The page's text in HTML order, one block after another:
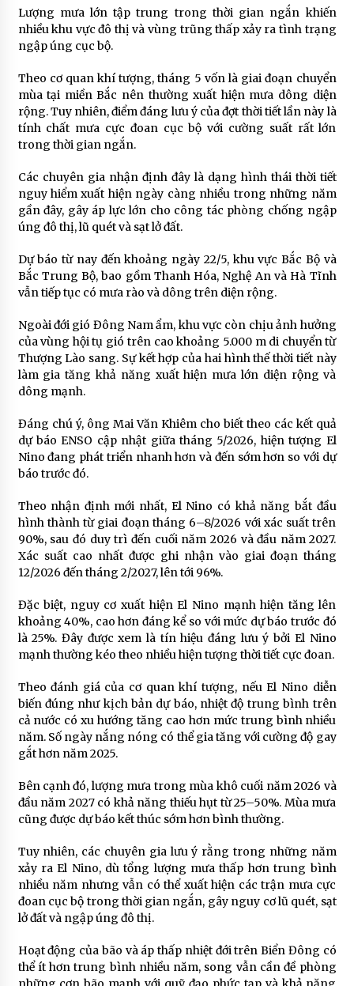
Lượng mưa lớn tập trung trong thời gian ngắn khiến
nhiều khu vực đô thị và vùng trũng thấp xảy ra tình trạng
ngập úng cục bộ.
Theo cơ quan khí tượng, tháng 5 vốn là giai đoạn chuyển
mùa tại miền Bắc nên thường xuất hiện mưa dông diện
rộng. Tuy nhiên, điểm đáng lưu ý của đợt thời tiết lần này là
tính chất mưa cực đoan cục bộ với cường suất rất lớn
trong thời gian ngắn.
Các chuyên gia nhận định đây là dạng hình thái thời tiết
nguy hiểm xuất hiện ngày càng nhiều trong những năm
gần đây, gây áp lực lớn cho công tác phòng chống ngập
úng đô thị, lũ quét và sạt lở đất.
Dự báo từ nay đến khoảng ngày 22/5, khu vực Bắc Bộ và
Bắc Trung Bộ, bao gồm Thanh Hóa, Nghệ An và Hà Tĩnh
vẫn tiếp tục có mưa rào và dông trên diện rộng.
Ngoài đới gió Đông Nam ẩm, khu vực còn chịu ảnh hưởng
của vùng hội tụ gió trên cao khoảng 5.000 m di chuyển từ
Thượng Lào sang. Sự kết hợp của hai hình thế thời tiết này
làm gia tăng khả năng xuất hiện mưa lớn diện rộng và
dông mạnh.
Đáng chú ý, ông Mai Văn Khiêm cho biết theo các kết quả
dự báo ENSO cập nhật giữa tháng 5/2026, hiện tượng El
Nino đang phát triển nhanh hơn và đến sớm hơn so với dự
báo trước đó.
Theo nhận định mới nhất, El Nino có khả năng bắt đầu
hình thành từ giai đoạn tháng 6–8/2026 với xác suất trên
90%, sau đó duy trì đến cuối năm 2026 và đầu năm 2027.
Xác suất cao nhất được ghi nhận vào giai đoạn tháng
12/2026 đến tháng 2/2027, lên tới 96%.
Đặc biệt, nguy cơ xuất hiện El Nino mạnh hiện tăng lên
khoảng 40%, cao hơn đáng kể so với mức dự báo trước đó
là 25%. Đây được xem là tín hiệu đáng lưu ý bởi El Nino
mạnh thường kéo theo nhiều hiện tượng thời tiết cực đoan.
Theo đánh giá của cơ quan khí tượng, nếu El Nino diễn
biến đúng như kịch bản dự báo, nhiệt độ trung bình trên
cả nước có xu hướng tăng cao hơn mức trung bình nhiều
năm. Số ngày nắng nóng có thể gia tăng với cường độ gay
gắt hơn năm 2025.
Bên cạnh đó, lượng mưa trong mùa khô cuối năm 2026 và
đầu năm 2027 có khả năng thiếu hụt từ 25–50%. Mùa mưa
cũng được dự báo kết thúc sớm hơn bình thường.
Tuy nhiên, các chuyên gia lưu ý rằng trong những năm
xảy ra El Nino, dù tổng lượng mưa thấp hơn trung bình
nhiều năm nhưng vẫn có thể xuất hiện các trận mưa cực
đoan cục bộ trong thời gian ngắn, gây nguy cơ lũ quét, sạt
lở đất và ngập úng đô thị.
Hoạt động của bão và áp thấp nhiệt đới trên Biển Đông có
thể ít hơn trung bình nhiều năm, song vẫn cần đề phòng